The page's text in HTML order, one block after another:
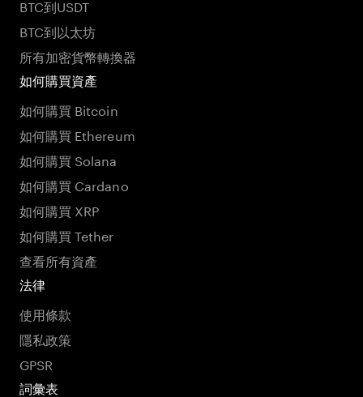
BTC到USDT
BTC到以太坊
所有加密貨幣轉換器
如何購買資產
如何購買 Bitcoin
如何購買 Ethereum
如何購買 Solana
如何購買 Cardano
如何購買 XRP
如何購買 Tether
查看所有資產
法律
使用條款
隱私政策
GPSR
詞彙表